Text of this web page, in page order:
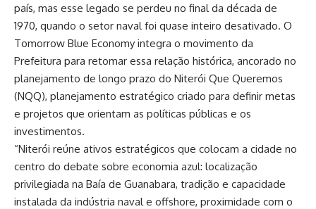
país, mas esse legado se perdeu no final da década de
1970, quando o setor naval foi quase inteiro desativado. O
Tomorrow Blue Economy integra o movimento da
Prefeitura para retomar essa relação histórica, ancorado no
planejamento de longo prazo do Niterói Que Queremos
(NQQ), planejamento estratégico criado para definir metas
e projetos que orientam as políticas públicas e os
investimentos.
“Niterói reúne ativos estratégicos que colocam a cidade no
centro do debate sobre economia azul: localização
privilegiada na Baía de Guanabara, tradição e capacidade
instalada da indústria naval e offshore, proximidade com o